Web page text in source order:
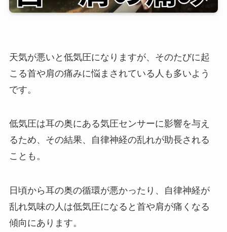
天気が悪いと低気圧になりますが、そのたびに起
こる首や肩の痛みに悩まされている人も多いよう
です。
低気圧は耳の奥にある気圧センサーに影響を与え
るため、その結果、自律神経の乱れが助長される
ことも。
日頃から耳の奥の循環が悪かったり、自律神経が
乱れ気味の人は低気圧になると首や肩が痛くなる
傾向にあります。